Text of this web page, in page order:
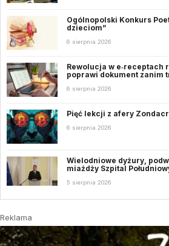
Ogólnopolski Konkurs
dzieciom”
6 sierpnia 2026
Rewolucja w e‑receptach
poprawi dokument zanim
6 sierpnia 2026
Pięć lekcji z afery
6 sierpnia 2026
Wielodniowe dyżury,
miażdży Szpital
5 sierpnia 2026
Reklama